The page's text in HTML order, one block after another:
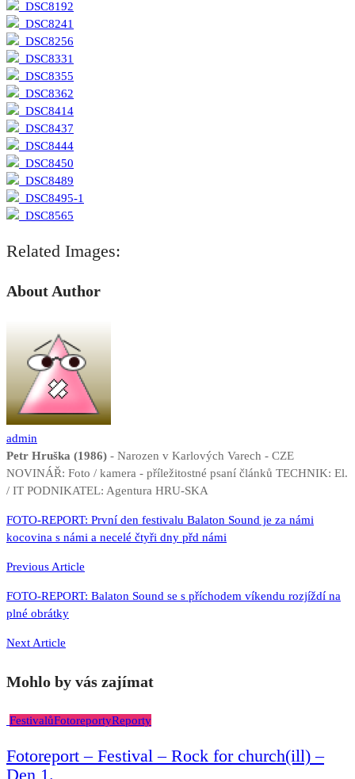
Related Images:
About Author
admin
Petr Hruška (1986) - Narozen v Karlových Varech - CZE
NOVINÁŘ: Foto / kamera - příležitostné psaní článků TECHNIK: El.
/ IT PODNIKATEL: Agentura HRU-SKA
Navigace
pro
příspěvek
FOTO-REPORT: První den festivalu Balaton Sound je za námi
kocovina s námi a necelé čtyři dny přd námi
Previous Article
FOTO-REPORT: Balaton Sound se s příchodem víkendu rozjíždí na
plné obrátky
Next Article
Mohlo by vás zajímat
FestivalůFotoreportyReporty
Fotoreport – Festival – Rock for church(ill) –
Den 1.